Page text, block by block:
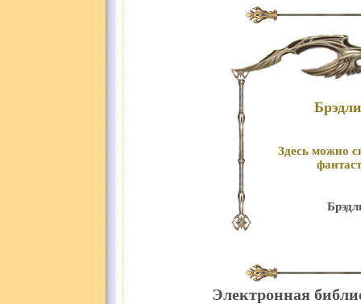
Здесь можно
Электронная